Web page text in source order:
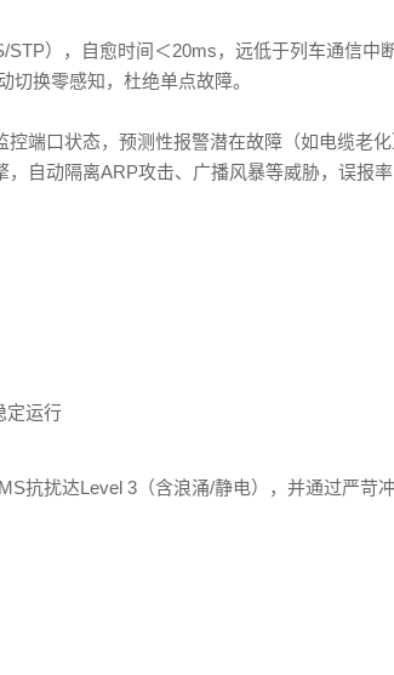
），自愈时间＜20ms，远低于列车通信中
切换零感知，杜绝单点故障。
端口状态，预测性报警潜在故障（如电缆老化
自动隔离ARP攻击、广播风暴等威胁，误报率
定运行
抗扰达Level 3（含浪涌/静电），并通过严苛